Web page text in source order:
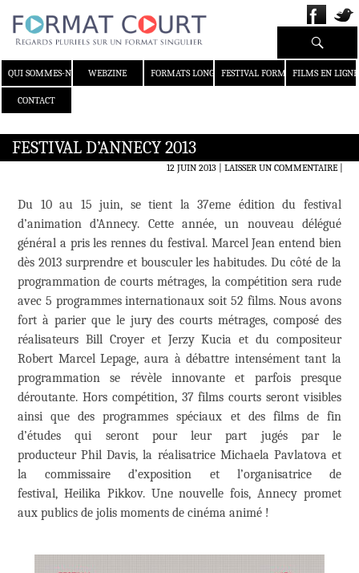
QUI SOMMES-NOUS ?WEBZINE FORMATS LONGS FESTIVAL FORMAT COURT
FILMS EN LIGNE
CONTACT
Recherche
FESTIVAL D’ANNECY 2013
12 JUIN 2013 LAISSER UN COMMENTAIRE|
Du 10 au 15 juin, se tient la 37eme édition du festival
d’animation d’Annecy. Cette année, un nouveau délégué
général a pris les rennes du festival. Marcel Jean entend bien
dès 2013 surprendre et bousculer les habitudes. Du côté de la
programmation de courts métrages, la compétition sera rude
avec 5 programmes internationaux soit 52 films. Nous avons
fort à parier que le jury des courts métrages, composé des
réalisateurs Bill Croyer et Jerzy Kucia et du compositeur
Robert Marcel Lepage, aura à débattre intensément tant la
programmation se révèle innovante et parfois presque
déroutante. Hors compétition, 37 films courts seront visibles
ainsi que des programmes spéciaux et des films de fin
d’études qui seront pour leur part jugés par le
producteur Phil Davis, la réalisatrice Michaela Pavlatova et
la commissaire d’exposition et l’organisatrice de
festival, Heilika Pikkov. Une nouvelle fois, Annecy promet
aux publics de jolis moments de cinéma animé !